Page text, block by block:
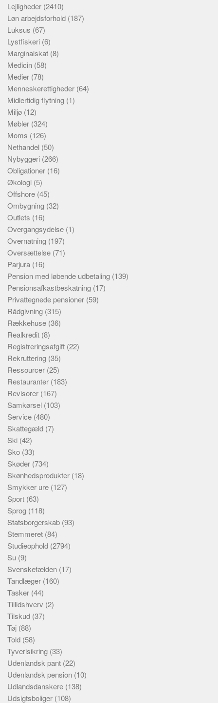
Lejligheder (2410)
Løn arbejdsforhold (187)
Luksus (67)
Lystfiskeri (6)
Marginalskat (8)
Medicin (58)
Medier (78)
Menneskerettigheder (64)
Midlertidig flytning (1)
Miljø (12)
Møbler (324)
Moms (126)
Nethandel (50)
Nybyggeri (266)
Obligationer (16)
Økologi (5)
Offshore (45)
Ombygning (32)
Outlets (16)
Overgangsydelse (1)
Overnatning (197)
Oversættelse (71)
Parjura (16)
Pension med løbende udbetaling (139)
Pensionsafkastbeskatning (17)
Privattegnede pensioner (59)
Rådgivning (315)
Rækkehuse (36)
Realkredit (8)
Registreringsafgift (22)
Rekruttering (35)
Ressourcer (25)
Restauranter (183)
Revisorer (167)
Samkørsel (103)
Service (480)
Skattegæld (7)
Ski (42)
Sko (33)
Skøder (734)
Skønhedsprodukter (18)
Smykker ure (127)
Sport (63)
Sprog (118)
Statsborgerskab (93)
Stemmeret (84)
Studieophold (2794)
Su (9)
Svenskefælden (17)
Tandlæger (160)
Tasker (44)
Tillidshverv (2)
Tilskud (37)
Tøj (88)
Told (58)
Tyverisikring (33)
Udenlandsk pant (22)
Udenlandsk pension (10)
Udlandsdanskere (138)
Udsigtsboliger (108)